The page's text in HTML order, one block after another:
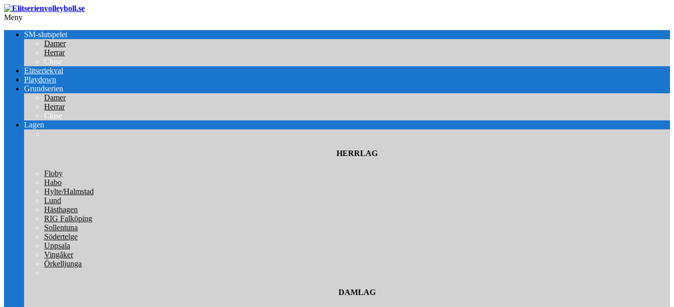
Meny
SM-slutspelet
Damer
Herrar
Close
Elitseriekval
Playdown
Grundserien
Damer
Herrar
Close
Lagen
HERRLAG
Floby
Habo
Hylte/Halmstad
Lund
Hästhagen
RIG Falköping
Sollentuna
Södertelge
Uppsala
Vingåker
Örkelljunga
DAMLAG